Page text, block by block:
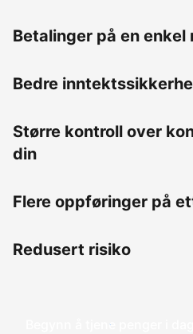
Betalinger på en enkel
Bedre
Større kontroll over
din
Flere oppføringer på
Redusert risiko
Begynn å tjene penger i dag